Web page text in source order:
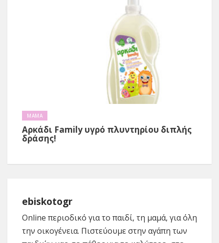
ΜΑΜΑ
Αρκάδι Family υγρό πλυντηρίου διπλής
δράσης!
ebiskotogr
Online περιοδικό για το παιδί, τη μαμά, για όλη
την οικογένεια. Πιστεύουμε στην αγάπη των